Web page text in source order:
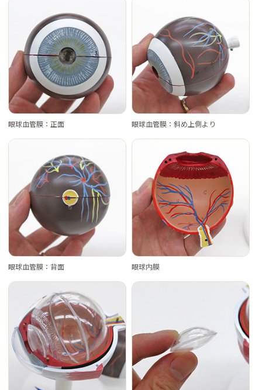
眼球血管膜：正面 眼球血管膜：斜め上側より
眼球血管膜：背面 眼球内膜